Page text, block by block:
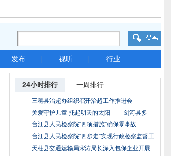
发布 | 视听 | 行业
24小时排行 一周排行
三穗县治超办组织召开治超工作推进会
关爱守护儿童 托起明天的太阳 ——剑河县多
台江县人民检察院“四项措施”确保零事故
台江县人民检察院“四步走”实现行政检察监督工
天柱县交通运输局宋涛局长深入包保企业开展